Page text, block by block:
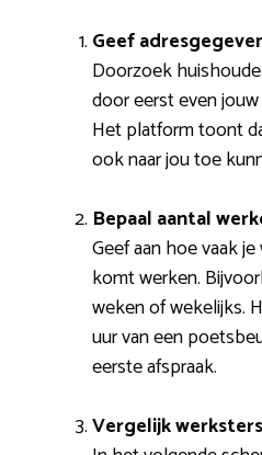
Geef
Doorzoek
door eerst even
Het platform toont
ook naar jou toe
Bepaal aantal
Geef aan hoe vaak
komt werken.
weken of wekelijks.
uur van een
eerste afspraak.
Vergelijk werksters